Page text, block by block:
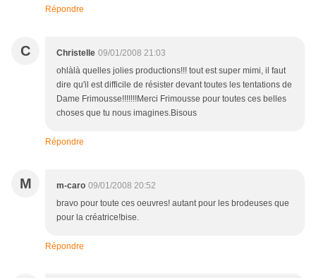
Répondre
C Christelle 09/01/2008 21:03
ohlàlà quelles jolies productions!!! tout est super mimi, il faut
dire qu'il est difficile de résister devant toutes les tentations de
Dame Frimousse!!!!!!!Merci Frimousse pour toutes ces belles
choses que tu nous imagines.Bisous
Répondre
M m-caro 09/01/2008 20:52
bravo pour toute ces oeuvres! autant pour les brodeuses que
pour la créatrice!bise.
Répondre